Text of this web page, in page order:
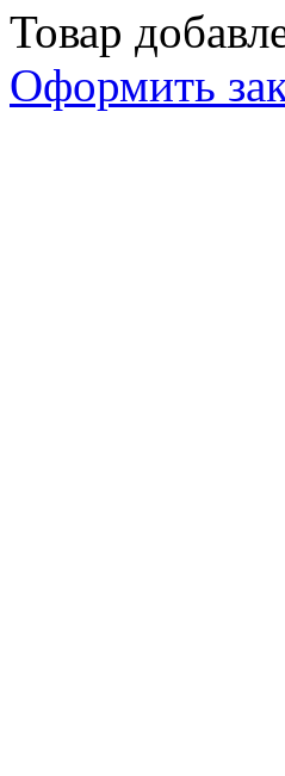
Товар
Оформить